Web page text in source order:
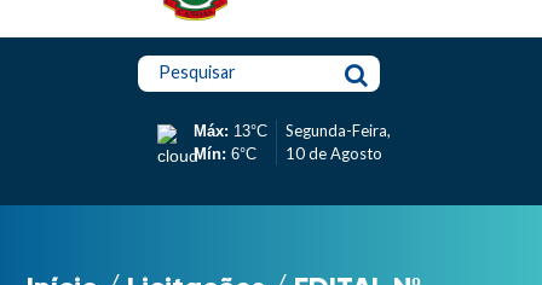
Pesquisar
Máx: 13°C
Mín: 6°C
Segunda-Feira,
10 de Agosto